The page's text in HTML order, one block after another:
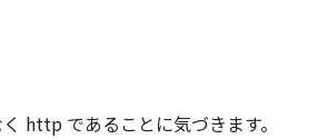
http であることに気づきます。